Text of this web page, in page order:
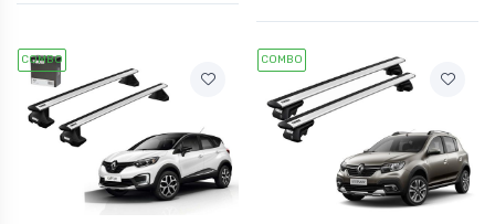
COMBO COMBO